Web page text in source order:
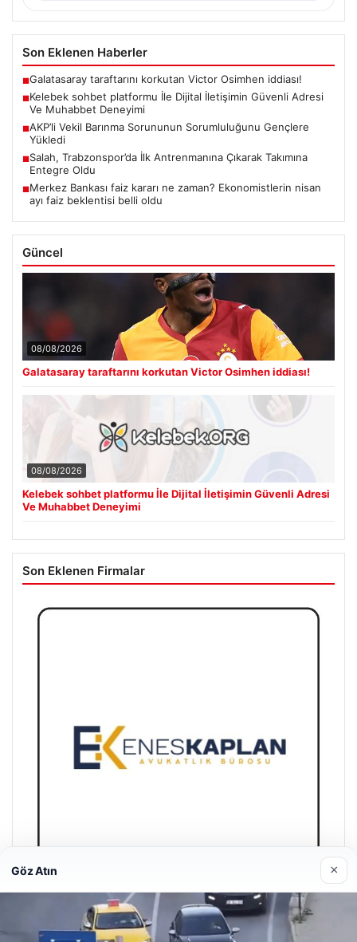
Son Eklenen Haberler
■Galatasaray taraftarını korkutan Victor Osimhen iddiası!
■Kelebek sohbet platformu İle Dijital İletişimin Güvenli Adresi
Ve Muhabbet Deneyimi
■AKP’li Vekil Barınma Sorununun Sorumluluğunu Gençlere
Yükledi
■Salah, Trabzonspor’da İlk Antrenmanına Çıkarak Takımına
Entegre Oldu
■Merkez Bankası faiz kararı ne zaman? Ekonomistlerin nisan
ayı faiz beklentisi belli oldu
Güncel
08/08/2026
Galatasaray taraftarını korkutan Victor Osimhen iddiası!
08/08/2026
Kelebek sohbet platformu İle Dijital İletişimin Güvenli Adresi
Ve Muhabbet Deneyimi
Son Eklenen Firmalar
Enes Kaplan Avukatlık Bürosu
Göz Atın ×